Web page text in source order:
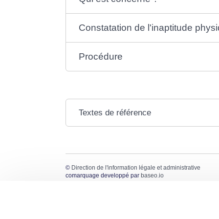
Constatation de l'inaptitude
Procédure
Textes de référence
© Direction de l'information légale et administrative
comarquage developpé par baseo.io